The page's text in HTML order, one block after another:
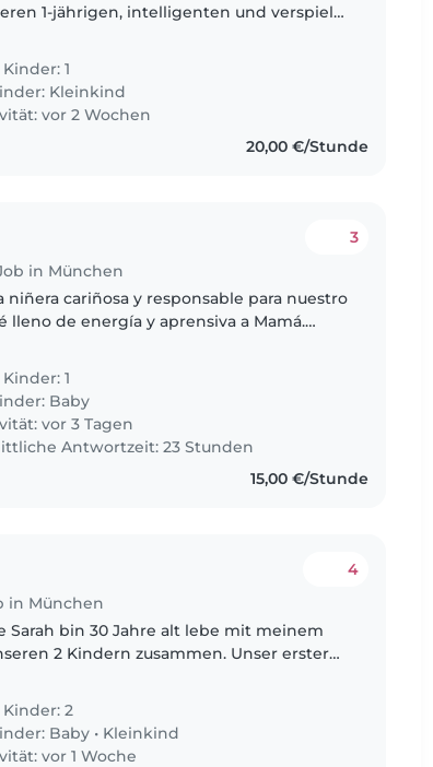
1-jährigen, intelligenten und verspielt
1
Kleinkind
vor 2 Wochen
20,00 €/Stunde
in München
3
niñera cariñosa y responsable para nuestro
lleno de energía y aprensiva a Mamá.
multilingüe..
1
Baby
vor 3 Tagen
Antwortzeit: 23 Stunden
15,00 €/Stunde
in München
4
Sarah bin 30 Jahre alt lebe mit meinem
2 Kindern zusammen. Unser erster
2
Baby • Kleinkind
vor 1 Woche